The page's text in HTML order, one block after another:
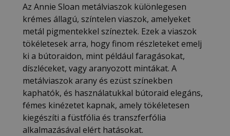
Az Annie Sloan metálviaszok különlegesen
krémes állagú, színtelen viaszok, amelyeket
metál pigmentekkel színeztek. Ezek a viaszok
tökéletesek arra, hogy finom részleteket emelj
ki a bútoraidon, mint például faragásokat,
díszléceket, vagy aranyozott mintákat. A
metálviaszok arany és ezüst színekben
kaphatók, és használatukkal bútoraid elegáns,
fémes kinézetet kapnak, amely tökéletesen
kiegészíti a füstfólia és transzferfólia
alkalmazásával elért hatásokat.